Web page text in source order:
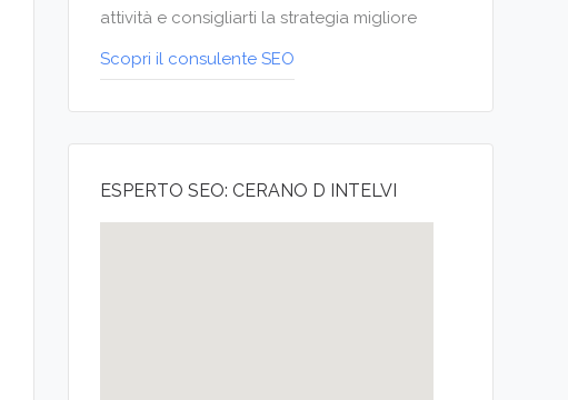
attività e consigliarti la strategia migliore
Scopri il consulente SEO
ESPERTO SEO: CERANO D INTELVI